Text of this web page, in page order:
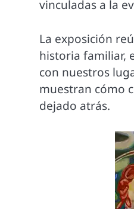
vinculadas a la
La exposición
historia familiar,
con nuestros
muestran cómo
dejado atrás.